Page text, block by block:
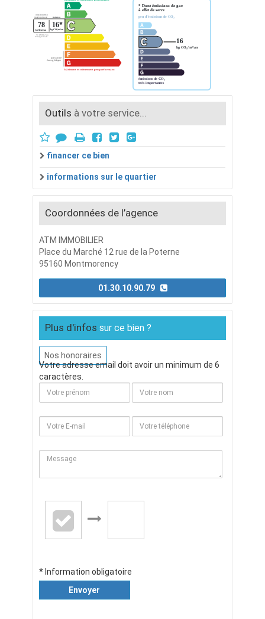
Outils à votre service...
financer ce bien
informations sur le quartier
Coordonnées de l’agence
ATM IMMOBILIER
Place du Marché 12 rue de la Poterne
95160 Montmorency
Plus d'infos sur ce bien ?
Nos honoraires
Votre adresse email doit avoir un minimum de 6
caractères.
* Information obligatoire
Envoyer